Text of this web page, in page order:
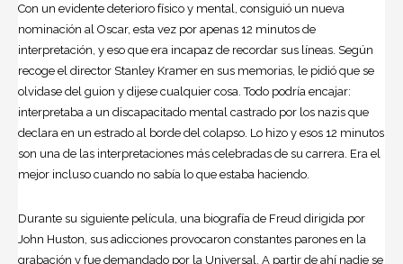
Con un evidente deterioro físico y mental, consiguió un nueva
nominación al Oscar, esta vez por apenas 12 minutos de
interpretación, y eso que era incapaz de recordar sus líneas. Según
recoge el director Stanley Kramer en sus memorias, le pidió que se
olvidase del guion y dijese cualquier cosa. Todo podría encajar:
interpretaba a un discapacitado mental castrado por los nazis que
declara en un estrado al borde del colapso. Lo hizo y esos 12 minutos
son una de las interpretaciones más celebradas de su carrera. Era el
mejor incluso cuando no sabía lo que estaba haciendo.
Durante su siguiente película, una biografía de Freud dirigida por
John Huston, sus adicciones provocaron constantes parones en la
grabación y fue demandado por la Universal. A partir de ahí nadie se